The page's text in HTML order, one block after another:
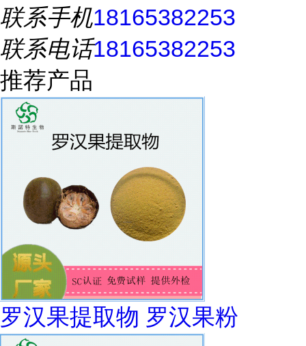
联系手机18165382253
联系电话18165382253
推荐产品
罗汉果提取物 罗汉果粉